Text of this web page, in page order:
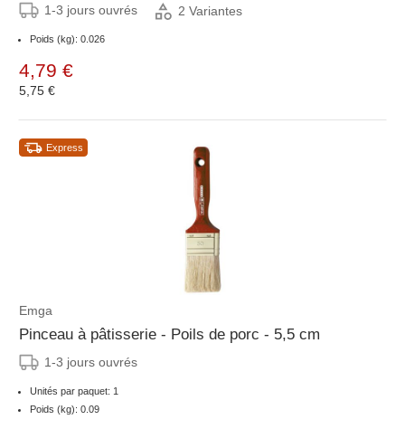
1-3 jours ouvrés 2 Variantes
Poids (kg): 0.026
4,79 €
5,75 €
Express
Emga
Pinceau à pâtisserie - Poils de porc - 5,5 cm
1-3 jours ouvrés
Unités par paquet: 1
Poids (kg): 0.09